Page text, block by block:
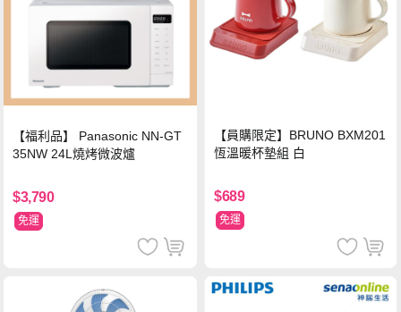
【福利品】 Panasonic NN-GT
35NW 24L燒烤微波爐
$3,790
免運
【員購限定】BRUNO BXM201
恆溫暖杯墊組 白
$689
免運